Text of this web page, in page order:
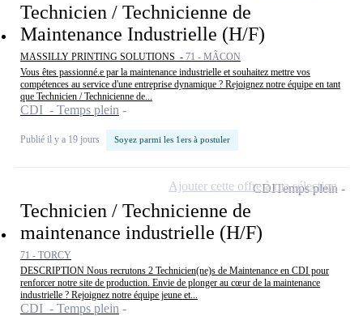
Technicien / Technicienne de
Maintenance Industrielle (H/F)
MASSILLY PRINTING SOLUTIONS - 71 - MÂCON
Vous êtes passionné.e par la maintenance industrielle et souhaitez mettre vos
compétences au service d'une entreprise dynamique ? Rejoignez notre équipe en tant
que Technicien / Technicienne de...
CDI - Temps plein
Publié il y a 19 jours Soyez parmi les 1ers à postuler
Technicien / Technicienne de
maintenance industrielle (H/F)
71 - TORCY
DESCRIPTION Nous recrutons 2 Technicien(ne)s de Maintenance en CDI pour
renforcer notre site de production. Envie de plonger au cœur de la maintenance
industrielle ? Rejoignez notre équipe jeune et...
CDI - Temps plein
CDITemps plein
Ajouter cette offre à ma sélection